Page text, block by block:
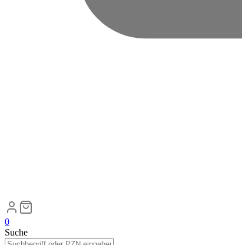
0
Suche